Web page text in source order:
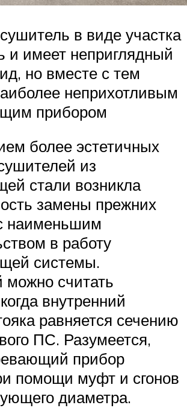
в виде участка
и имеет неприглядный
но вместе с тем
неприхотливым
прибором
более эстетичных
из
стали возникла
замены прежних
наименьшим
в работу
системы.
можно считать
внутренний
равняется сечению
ПС. Разумеется,
прибор
помощи муфт и сгонов
диаметра.